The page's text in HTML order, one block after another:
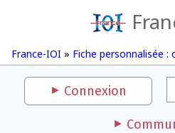
France-IOI » Fiche personnalisée
Connexion